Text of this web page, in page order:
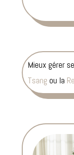
Mieux gérer
Tsang ou la